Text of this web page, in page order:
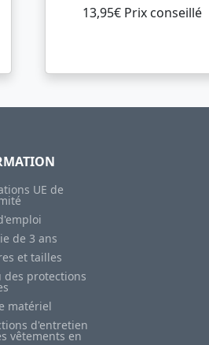
13,95€ Prix ​​conseillé
UE de
de 3 ans
et tailles
des protections
matériel
d'entretien
vêtements en